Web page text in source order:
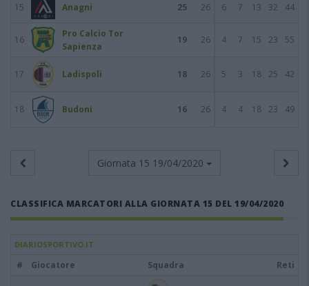
15 Anagni 25 26 6 7 13 32 44
16
Pro Calcio Tor
Sapienza
19 26 4 7 15 23 55
17 Ladispoli 18 26 5 3 18 25 42
18 Budoni 16 26 4 4 18 23 49
Giornata 15 19/04/2020
CLASSIFICA MARCATORI ALLA GIORNATA 15 DEL 19/04/2020
DIARIOSPORTIVO.IT
# Giocatore Squadra Reti